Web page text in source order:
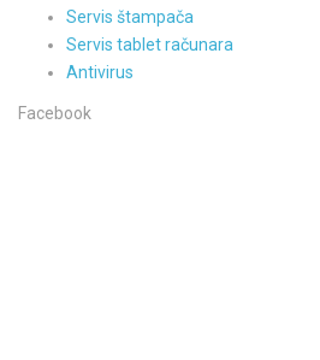
Servis štampača
Servis tablet računara
Antivirus
Facebook